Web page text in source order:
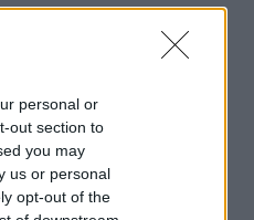
personal or
out section to
you may
us or personal
opt-out of the